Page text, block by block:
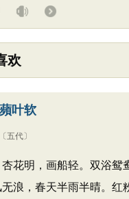
欢
叶软
〔五代〕
花明，画船轻。双浴鸳
浪，春天半雨半晴。红